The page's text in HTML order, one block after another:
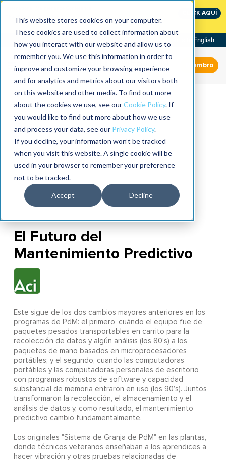
This website stores cookies on your computer.
These cookies are used to collect information about
how you interact with our website and allow us to
remember you. We use this information in order to
improve and customize your browsing experience
and for analytics and metrics about our visitors both
on this website and other media. To find out more
about the cookies we use, see ourCookie Policy. If
you would like to find out more about how we use
and process your data, see our Privacy Policy.
If you decline, your information won’t be tracked
when you visit this website. A single cookie will be
used in your browser to remember your preference
not to be tracked.
Accept Decline
The Speed of Reliability
CLICK AQUÍ
English
Miembro
El Futuro del
Mantenimiento Predictivo
Este sigue de los dos cambios mayores anteriores en los
programas de PdM: el primero, cuándo el equipo fue de
paquetes pesados transportables en carrito para la
recolección de datos y algún análisis (los 80’s) a los
paquetes de mano basados en microprocesadores
portátiles; y el segundo, cuando las computadoras
portátiles y las computadoras personales de escritorio
con programas robustos de software y capacidad
substancial de memoria entraron en uso (los 90’s). Juntos
transformaron la recolección, el almacenamiento y el
análisis de datos y, como resultado, el mantenimiento
predictivo cambio fundamentalmente.
Los originales "Sistema de Granja de PdM" en las plantas,
donde técnicos veteranos enseñaban a los aprendices a
hacer vibración y otras pruebas relacionadas de